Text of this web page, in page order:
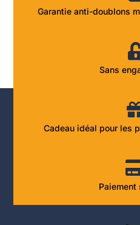
Garantie anti-doublons
Sans
Cadeau idéal pour les
Paiement